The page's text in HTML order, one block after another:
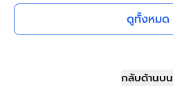
นอน 3 ห้องน้ำ จอดรถได้ 2 คัน
เข้า-ออกได้หลายเส้นทาง ใกล้
"ศรีรัช" และรถไฟฟ้า "สถานีศูนย์
ดูทั้งหมด
กลับด้านบน